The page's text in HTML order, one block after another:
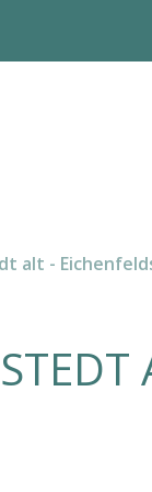
alt -